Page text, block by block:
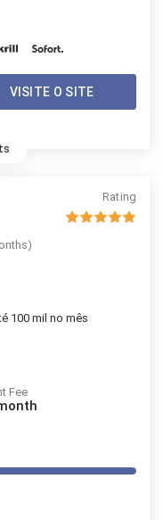
VISITE O SITE
Rating
100 mil no mês
Fee